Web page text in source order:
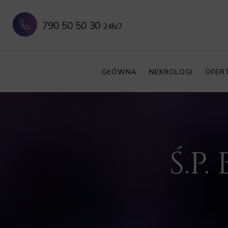
790 50 50 30 24h/7
GŁÓWNA NEKROLOGI